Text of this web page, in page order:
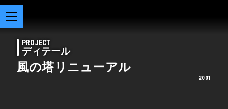
PROJECT
ディテール
風の塔リニューアル
2001